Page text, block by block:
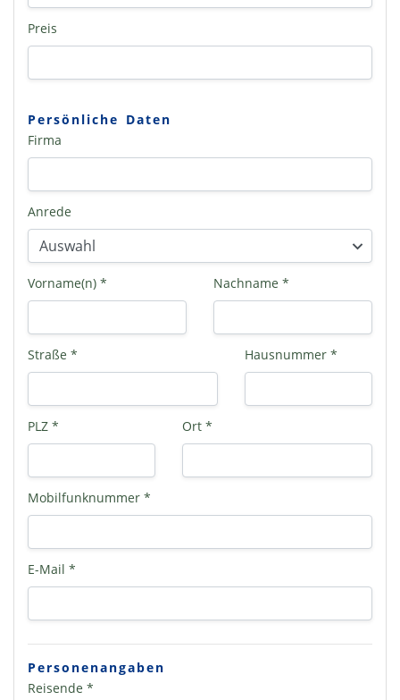
Preis
Persönliche Daten
Firma
Anrede
Vorname(n) * Nachname *
Straße * Hausnummer *
PLZ * Ort *
Mobilfunknummer *
E-Mail *
Personenangaben
Reisende *